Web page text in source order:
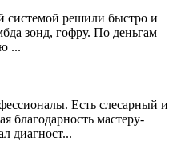
решили быстро и
зонд, гофру. По деньгам
...
Есть слесарный и
благодарность мастеру-
диагност...